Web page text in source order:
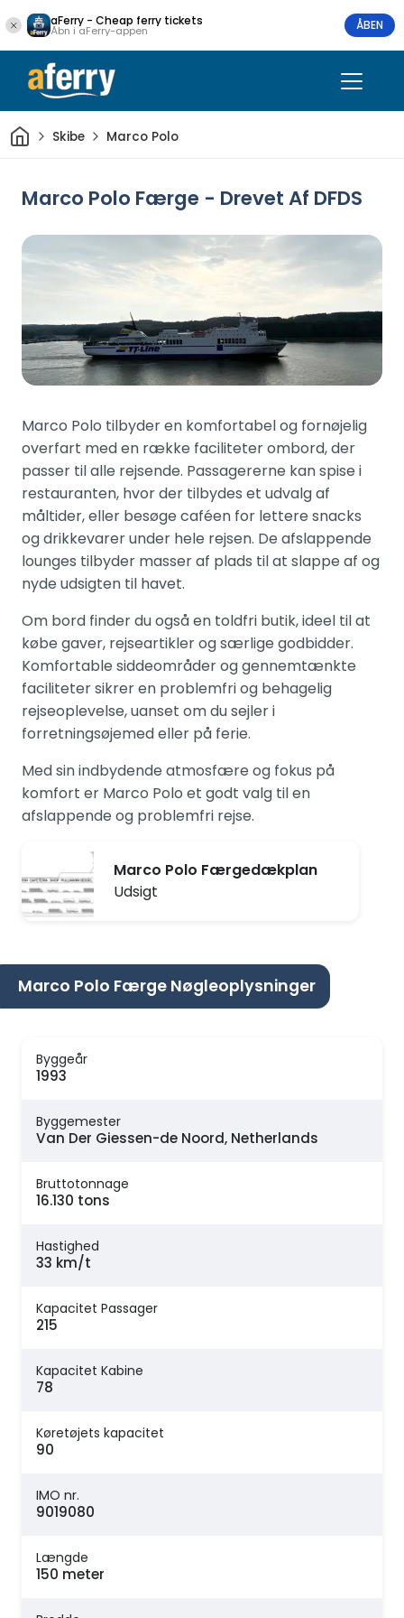
aFerry - Cheap ferry tickets
Åbn i aFerry-appen ÅBEN
HjemSkibe Marco Polo
Marco Polo Færge - Drevet Af DFDS
Marco Polo tilbyder en komfortabel og fornøjelig
overfart med en række faciliteter ombord, der
passer til alle rejsende. Passagererne kan spise i
restauranten, hvor der tilbydes et udvalg af
måltider, eller besøge caféen for lettere snacks
og drikkevarer under hele rejsen. De afslappende
lounges tilbyder masser af plads til at slappe af og
nyde udsigten til havet.
Om bord finder du også en toldfri butik, ideel til at
købe gaver, rejseartikler og særlige godbidder.
Komfortable siddeområder og gennemtænkte
faciliteter sikrer en problemfri og behagelig
rejseoplevelse, uanset om du sejler i
forretningsøjemed eller på ferie.
Med sin indbydende atmosfære og fokus på
komfort er Marco Polo et godt valg til en
afslappende og problemfri rejse.
Marco Polo Færgedækplan
Udsigt
Marco Polo Færge Nøgleoplysninger
Byggeår
1993
Byggemester
Van Der Giessen-de Noord, Netherlands
Bruttotonnage
16.130 tons
Hastighed
33 km/t
Kapacitet Passager
215
Kapacitet Kabine
78
Køretøjets kapacitet
90
IMO nr.
9019080
Længde
150 meter